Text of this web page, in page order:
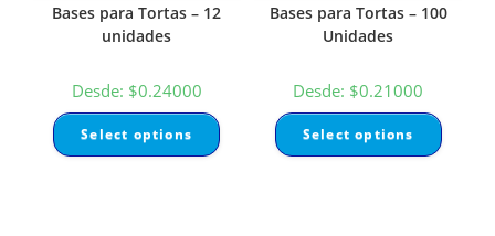
Bases para Tortas – 12
unidades
Desde: $0.24000
Select options
Bases para Tortas – 100
Unidades
Desde: $0.21000
Select options